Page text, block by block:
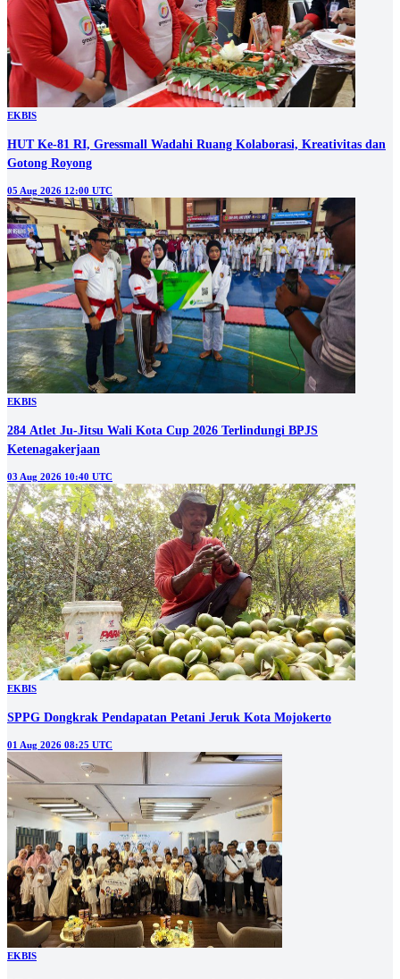
EKBIS
HUT Ke-81 RI, Gressmall Wadahi Ruang Kolaborasi, Kreativitas dan
Gotong Royong
05 Aug 2026 12:00 UTC
EKBIS
284 Atlet Ju-Jitsu Wali Kota Cup 2026 Terlindungi BPJS
Ketenagakerjaan
03 Aug 2026 10:40 UTC
EKBIS
SPPG Dongkrak Pendapatan Petani Jeruk Kota Mojokerto
01 Aug 2026 08:25 UTC
EKBIS